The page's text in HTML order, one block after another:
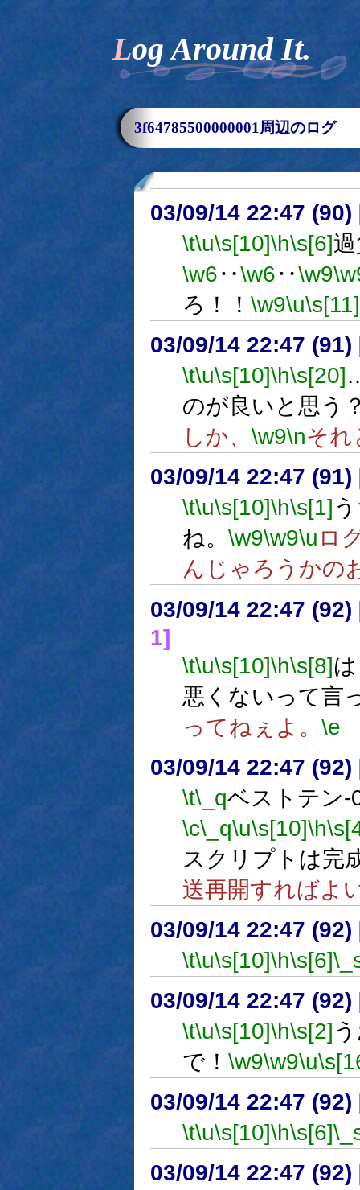
Log Around It.
3f64785500000001周辺のログ
03/09/14 22:47 (90)
\t\u\s[10]\h\s[6]
\w6‥\w6‥\w9
ろ！！ \w9\u\s[11]
03/09/14 22:47 (91)
\t\u\s[10]\h\s[20]
のが良いと思う
しか、 \w9\nそれ
03/09/14 22:47 (91)
\t\u\s[10]\h\s[1]
ね。 \w9\w9\u ロ
んじゃろうかの
03/09/14 22:47 (92)
1]
\t\u\s[10]\h\s[8]
悪くないって言
ってねぇよ。 \e
03/09/14 22:47 (92)
\t\_qベストテン-
\c\_q\u\s[10]\h
スクリプトは完
送再開すればよ
03/09/14 22:47 (92)
\t\u\s[10]\h\s[6]
03/09/14 22:47 (92)
\t\u\s[10]\h\s[2]
で！ \w9\w9\u
03/09/14 22:47 (92)
\t\u\s[10]\h\s[6]
03/09/14 22:47 (92)